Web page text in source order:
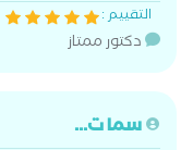
التقييم :
دكتور ممتاز
سما ت...